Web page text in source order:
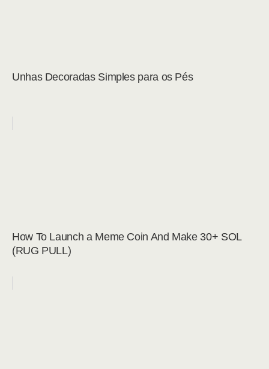
Unhas Decoradas Simples para os Pés
How To Launch a Meme Coin And Make 30+ SOL
(RUG PULL)